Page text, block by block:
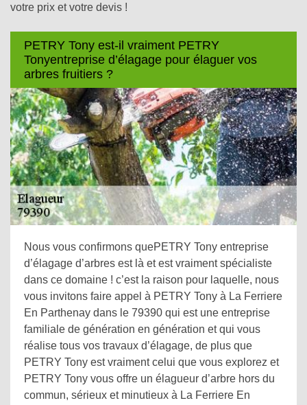
votre prix et votre devis !
PETRY Tony est-il vraiment PETRY
Tonyentreprise d’élagage pour élaguer vos
arbres fruitiers ?
Nous vous confirmons quePETRY Tony entreprise
d’élagage d’arbres est là et est vraiment spécialiste
dans ce domaine ! c’est la raison pour laquelle, nous
vous invitons faire appel à PETRY Tony à La Ferriere
En Parthenay dans le 79390 qui est une entreprise
familiale de génération en génération et qui vous
réalise tous vos travaux d’élagage, de plus que
PETRY Tony est vraiment celui que vous explorez et
PETRY Tony vous offre un élagueur d’arbre hors du
commun, sérieux et minutieux à La Ferriere En